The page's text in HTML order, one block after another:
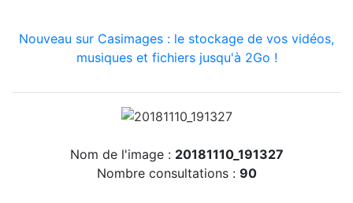
Nouveau sur Casimages : le stockage de vos vidéos,
musiques et fichiers jusqu'à 2Go !
Nom de l'image : 20181110_191327
Nombre consultations : 90